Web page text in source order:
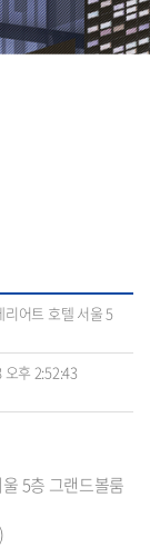
어트 호텔 서울 5
후 2:52:43
5층 그랜드볼룸